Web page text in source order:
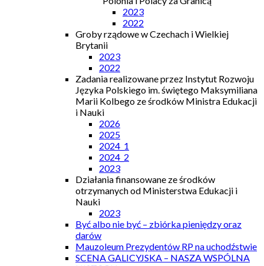
2023
2022
Groby rządowe w Czechach i Wielkiej
Brytanii
2023
2022
Zadania realizowane przez Instytut Rozwoju
Języka Polskiego im. świętego Maksymiliana
Marii Kolbego ze środków Ministra Edukacji
i Nauki
2026
2025
2024_1
2024_2
2023
Działania finansowane ze środków
otrzymanych od Ministerstwa Edukacji i
Nauki
2023
Być albo nie być – zbiórka pieniędzy oraz
darów
Mauzoleum Prezydentów RP na uchodźstwie
SCENA GALICYJSKA – NASZA WSPÓLNA